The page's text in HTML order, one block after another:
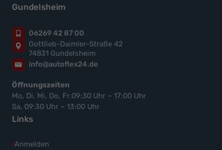
Gundelsheim
06269 42 87 00
Gottlieb-Daimler-Straße 42
74831 Gundelsheim
info@autoflex24.de
Öffnungszeiten
Mo, Di, Mi, Do, Fr,09:30 Uhr – 17:00 Uhr
Sa, 09:30 Uhr – 13:00 Uhr
Links
Anmelden